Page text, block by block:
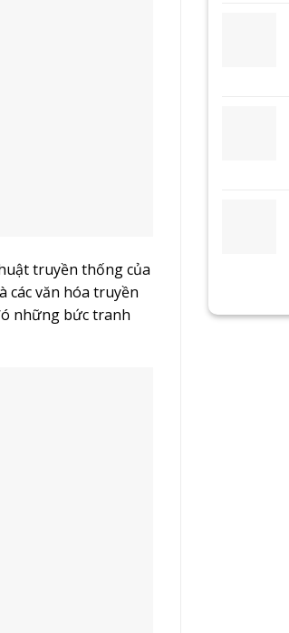
truyền thống của
các văn hóa truyền
những bức tranh